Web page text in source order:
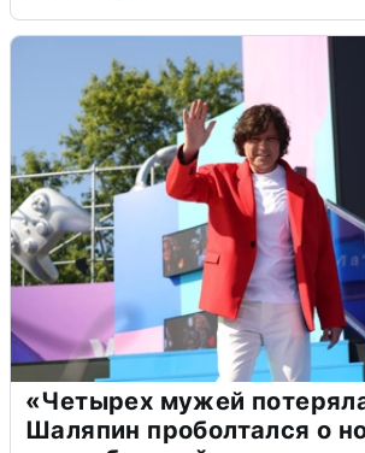
«Четырех мужей
Шаляпин проболтался о